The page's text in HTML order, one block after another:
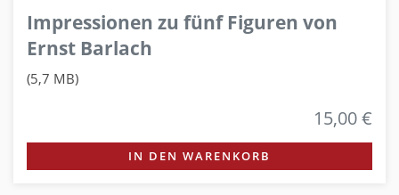
Impressionen zu fünf Figuren von
Ernst Barlach
(5,7 MB)
15,00 €
IN DEN WARENKORB